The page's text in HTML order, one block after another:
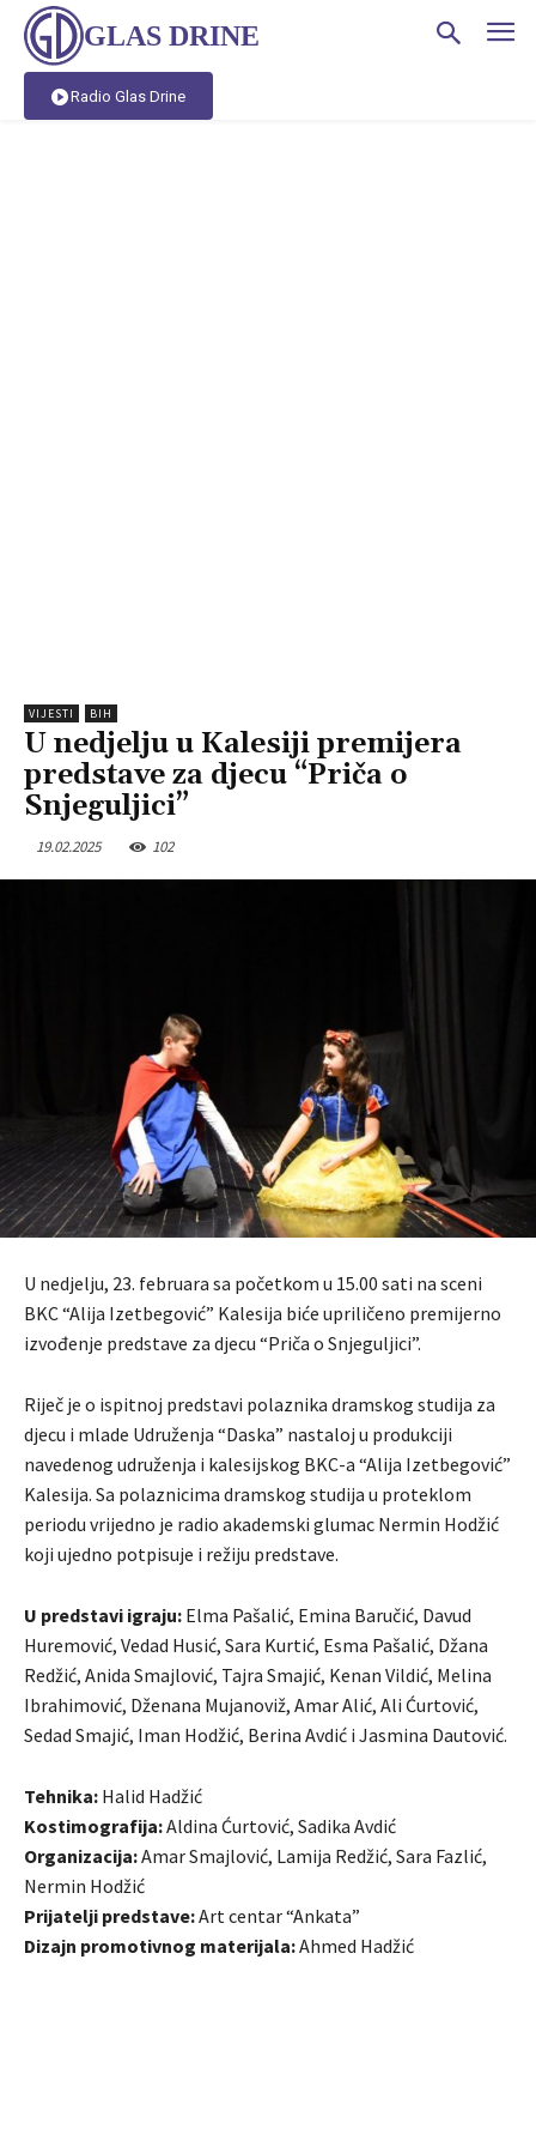
GLAS DRINE
Radio Glas Drine
VIJESTI BIH
U nedjelju u Kalesiji premijera
predstave za djecu “Priča o
Snjeguljici”
19.02.2025 102
U nedjelju, 23. februara sa početkom u 15.00 sati na sceni
BKC “Alija Izetbegović” Kalesija biće upriličeno premijerno
izvođenje predstave za djecu “Priča o Snjeguljici”.
Riječ je o ispitnoj predstavi polaznika dramskog studija za
djecu i mlade Udruženja “Daska” nastaloj u produkciji
navedenog udruženja i kalesijskog BKC-a “Alija Izetbegović”
Kalesija. Sa polaznicima dramskog studija u proteklom
periodu vrijedno je radio akademski glumac Nermin Hodžić
koji ujedno potpisuje i režiju predstave.
U predstavi igraju: Elma Pašalić, Emina Baručić, Davud
Huremović, Vedad Husić, Sara Kurtić, Esma Pašalić, Džana
Redžić, Anida Smajlović, Tajra Smajić, Kenan Vildić, Melina
Ibrahimović, Dženana Mujanoviž, Amar Alić, Ali Ćurtović,
Sedad Smajić, Iman Hodžić, Berina Avdić i Jasmina Dautović.
Tehnika: Halid Hadžić
Kostimografija:Aldina Ćurtović, Sadika Avdić
Organizacija:Amar Smajlović, Lamija Redžić, Sara Fazlić,
Nermin Hodžić
Prijatelji predstave:Art centar “Ankata”
Dizajn promotivnog materijala:Ahmed Hadžić